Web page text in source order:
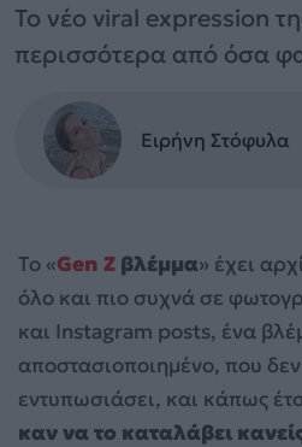
Το νέο viral expression
περισσότερα από όσα
Ειρήνη Στόφυλα
Το «Gen Z βλέμμα» έχει
όλο και πιο συχνά σε
και Instagram posts, ένα
αποστασιοποιημένο, που
εντυπωσιάσει, και κάπως
καν να το καταλάβει